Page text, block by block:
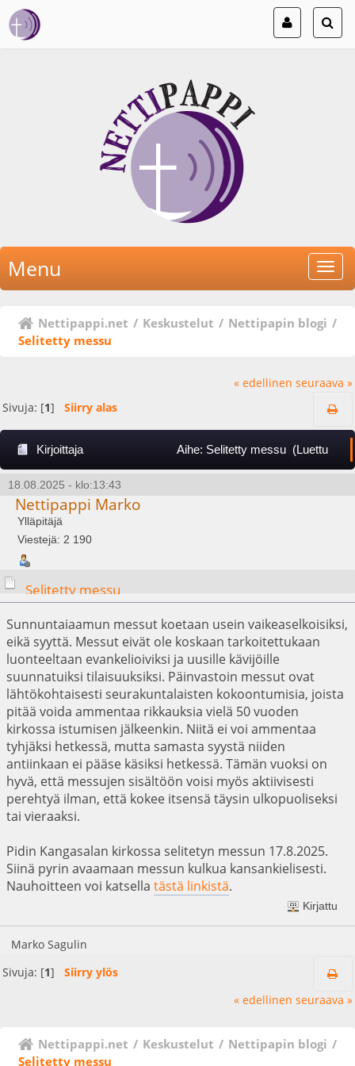
Menu
Nettipappi.net / Keskustelut / Nettipapin blogi /
Selitetty messu
« edellinen seuraava »
Sivuja: [1] Siirry alas
Kirjoittaja
Aihe: Selitetty messu (Luettu
7279 kertaa)
18.08.2025 - klo:13:43
Nettipappi Marko
Ylläpitäjä
Viestejä: 2 190
Selitetty messu
Sunnuntaiaamun messut koetaan usein vaikeaselkoisiksi,
eikä syyttä. Messut eivät ole koskaan tarkoitettukaan
luonteeltaan evankelioiviksi ja uusille kävijöille
suunnatuiksi tilaisuuksiksi. Päinvastoin messut ovat
lähtökohtaisesti seurakuntalaisten kokoontumisia, joista
pitää voida ammentaa rikkauksia vielä 50 vuoden
kirkossa istumisen jälkeenkin. Niitä ei voi ammentaa
tyhjäksi hetkessä, mutta samasta syystä niiden
antiinkaan ei pääse käsiksi hetkessä. Tämän vuoksi on
hyvä, että messujen sisältöön voisi myös aktiivisesti
perehtyä ilman, että kokee itsensä täysin ulkopuoliseksi
tai vieraaksi.
Pidin Kangasalan kirkossa selitetyn messun 17.8.2025.
Siinä pyrin avaamaan messun kulkua kansankielisesti.
Nauhoitteen voi katsella tästä linkistä.
Kirjattu
Marko Sagulin
Sivuja: [1] Siirry ylös
« edellinen seuraava »
Nettipappi.net / Keskustelut / Nettipapin blogi /
Selitetty messu